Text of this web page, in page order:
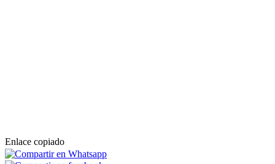
Enlace copiado